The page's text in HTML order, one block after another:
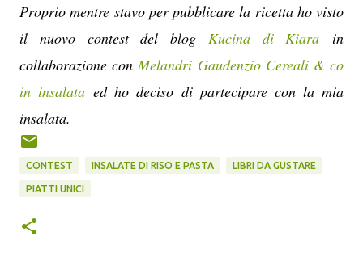
Proprio mentre stavo per pubblicare la ricetta ho visto
il nuovo contest del blog Kucina di Kiara in
collaborazione conMelandri Gaudenzio Cereali & co
in insalata ed ho deciso di partecipare con la mia
insalata.
CONTEST INSALATE DI RISO E PASTA LIBRI DA GUSTARE
PIATTI UNICI